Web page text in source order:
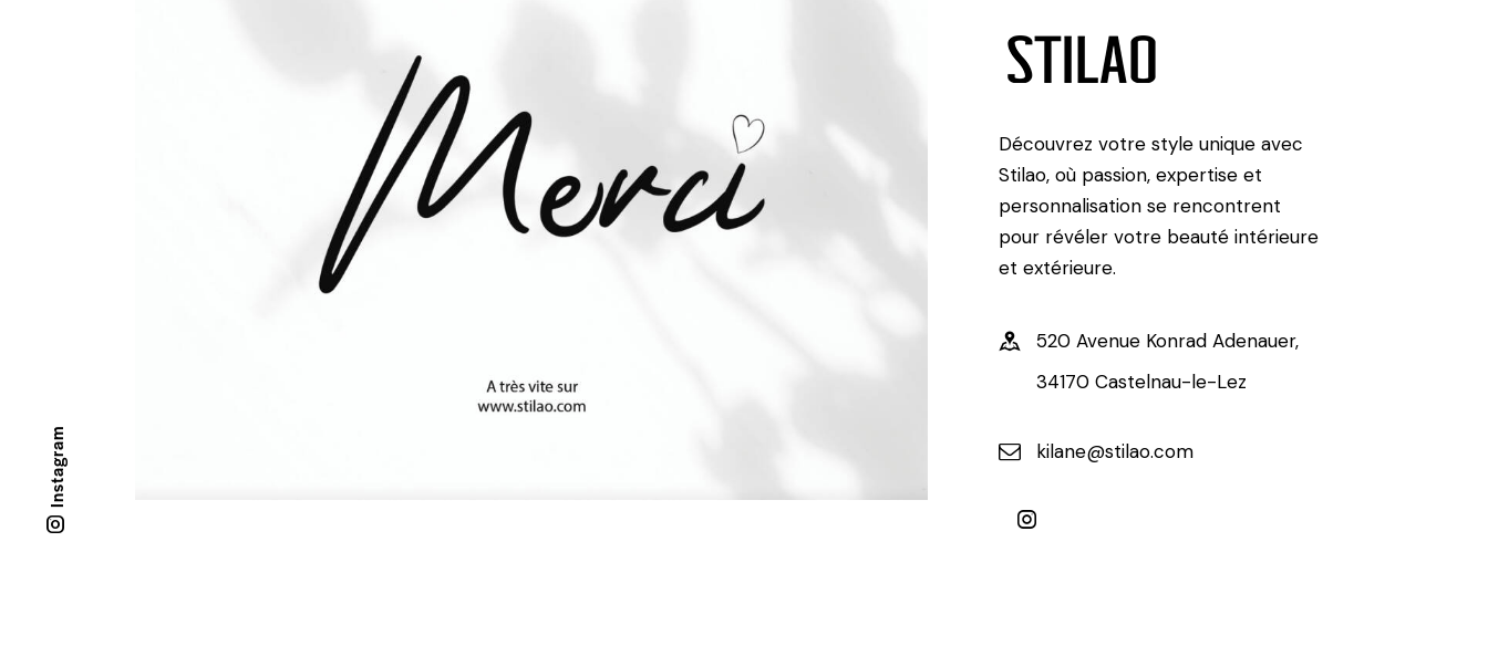
Découvrez votre style unique avec
Stilao, où passion, expertise et
personnalisation se rencontrent
pour révéler votre beauté intérieure
et extérieure.
520 Avenue Konrad Adenauer,
34170 Castelnau-le-Lez
kilane@stilao.com
Instagram